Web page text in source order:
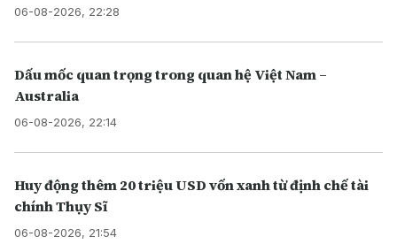
06-08-2026, 22:28
Dấu mốc quan trọng trong quan hệ Việt Nam –
Australia
06-08-2026, 22:14
Huy động thêm 20 triệu USD vốn xanh từ định chế tài
chính Thụy Sĩ
06-08-2026, 21:54